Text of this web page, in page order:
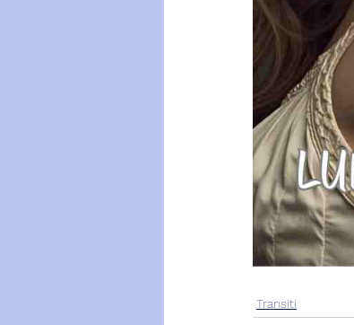
Transiti